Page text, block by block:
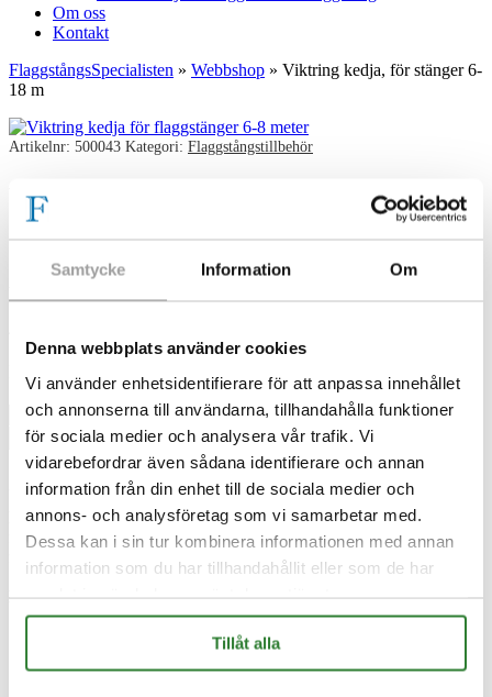
Samtycke Information Om
Denna webbplats använder cookies
Vi använder enhetsidentifierare för att anpassa innehållet
och annonserna till användarna, tillhandahålla funktioner
för sociala medier och analysera vår trafik. Vi
vidarebefordrar även sådana identifierare och annan
information från din enhet till de sociala medier och
annons- och analysföretag som vi samarbetar med.
Dessa kan i sin tur kombinera informationen med annan
information som du har tillhandahållit eller som de har
Tillåt alla
Om oss
Kontakt
FlaggstångsSpecialisten » Webbshop » Viktring kedja, för stänger 6-
18 m
Artikelnr: 500043 Kategori: Flaggstångstillbehör
Viktring kedja, för stänger 6-
18 m
I lager!
Antal
Lägg till i varukorg
Beskrivning
Passar till alla fabrikat av flaggstänger med invändig lina. Viktringen
fäst i undersidan av flaggan eller vimpeln för att hålla den på plats på
flaggstången.
PRODUKTKATEGORIER
Xmas Starlight